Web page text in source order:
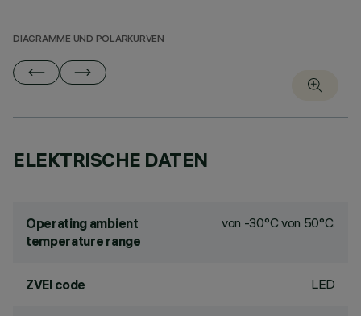
DIAGRAMME UND POLARKURVEN
ELEKTRISCHE DATEN
Operating ambient
temperature range
von -30°C von 50°C.
ZVEI code LED